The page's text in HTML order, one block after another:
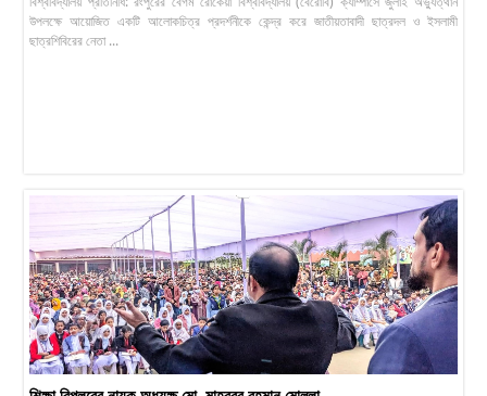
উপলক্ষে আয়োজিত একটি আলোকচিত্র প্রদর্শনীকে কেন্দ্র করে জাতীয়তাবাদী ছাত্রদল ও ইসলামী
ছাত্রশিবিরের নেতা ...